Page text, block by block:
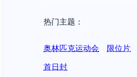
热门主题：
奥林匹克运动会 限位片
首日封